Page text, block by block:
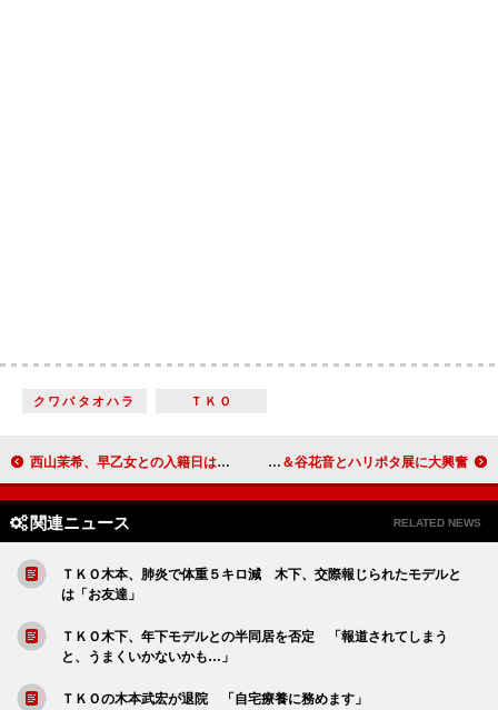
クワバタオハラ ＴＫＯ
西山茉希、早乙女との入籍日は明かさず 「子どもと一緒に成長していきたい」 テリー伊藤「ドアを入った瞬間」に衝撃 大地真央＆谷花音とハリポタ展に大興奮
関連ニュース RELATED NEWS
ＴＫＯ木本、肺炎で体重５キロ減 木下、交際報じられたモデルと
は「お友達」
ＴＫＯ木下、年下モデルとの半同居を否定 「報道されてしまう
と、うまくいかないかも…」
ＴＫＯの木本武宏が退院 「自宅療養に務めます」